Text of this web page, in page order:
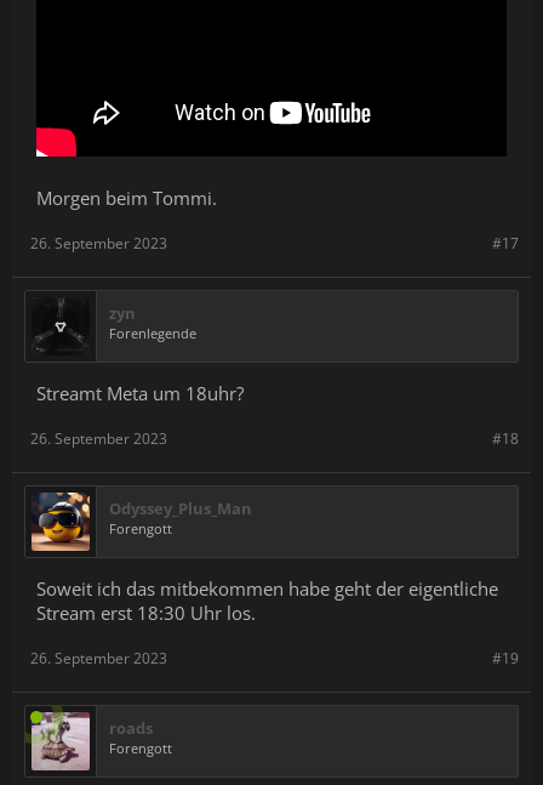
Morgen beim Tommi.
#17
26. September 2023
zyn
Forenlegende
Streamt Meta um 18uhr?
#18
26. September 2023
Odyssey_Plus_Man
Forengott
Soweit ich das mitbekommen habe geht der eigentliche
Stream erst 18:30 Uhr los.
#19
26. September 2023
roads
Forengott